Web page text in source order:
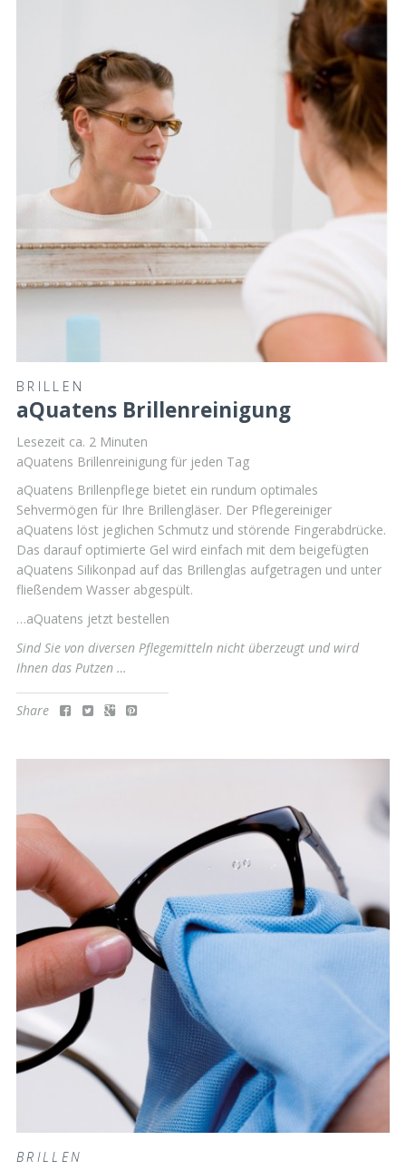
BRILLEN
aQuatens Brillenreinigung
Lesezeit ca. 2 Minuten
aQuatens Brillenreinigung für jeden Tag
aQuatens Brillenpflege bietet ein rundum optimales
Sehvermögen für Ihre Brillengläser. Der Pflegereiniger
aQuatens löst jeglichen Schmutz und störende Fingerabdrücke.
Das darauf optimierte Gel wird einfach mit dem beigefügten
aQuatens Silikonpad auf das Brillenglas aufgetragen und unter
fließendem Wasser abgespült.
…aQuatens jetzt bestellen
Sind Sie von diversen Pflegemitteln nicht überzeugt und wird
Ihnen das Putzen …
Share
BRILLEN